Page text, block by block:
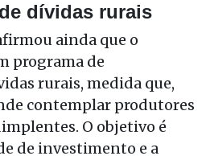
dívidas rurais
ainda que o
programa de
rurais, medida que,
contemplar produtores
O objetivo é
de investimento e a